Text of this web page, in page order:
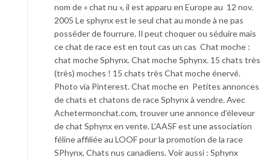
nom de « chat nu », il est apparu en Europe au 12 nov.
2005 Le sphynx est le seul chat au monde à ne pas
posséder de fourrure. Il peut choquer ou séduire mais
ce chat de race est en tout cas un cas Chat moche :
chat moche Sphynx. Chat moche Sphynx. 15 chats très
(très) moches ! 15 chats très Chat moche énervé.
Photo via Pinterest. Chat moche en Petites annonces
de chats et chatons de race Sphynx à vendre. Avec
Achetermonchat.com, trouver une annonce d’éleveur
de chat Sphynx en vente. L’AASF est une association
féline affiliée au LOOF pour la promotion de la race
SPhynx, Chats nus canadiens. Voir aussi : Sphynx